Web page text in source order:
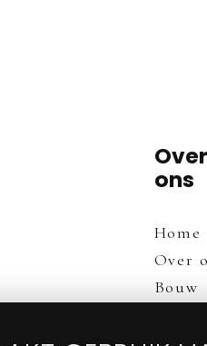
Over
ons
Home
Over
Bouw